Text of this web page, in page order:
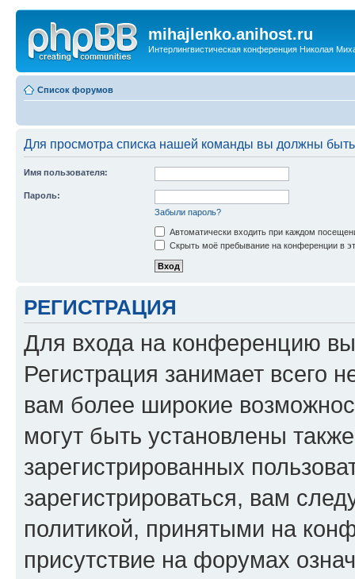
mihajlenko.anihost.ru
Интерлингвистическая конференция Николая
Список форумов
Для просмотра списка нашей команды вы должны
Имя пользователя:
Пароль:
Забыли пароль?
Автоматически входить при каждом
Скрыть моё пребывание на конференции в
РЕГИСТРАЦИЯ
Для входа на конференцию
Регистрация занимает всего
вам более широкие
могут быть установлены
зарегистрированных
зарегистрироваться, вам
политикой, принятыми на
присутствие на форумах